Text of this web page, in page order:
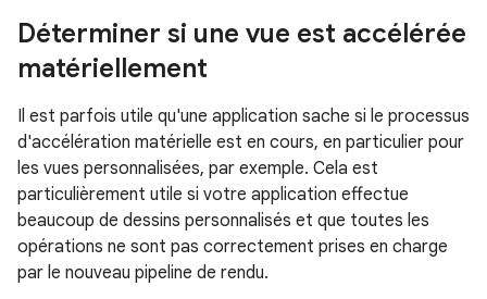
Déterminer si une vue est accélérée
matériellement
Il est parfois utile qu'une application sache si le processus
d'accélération matérielle est en cours, en particulier pour
les vues personnalisées, par exemple. Cela est
particulièrement utile si votre application effectue
beaucoup de dessins personnalisés et que toutes les
opérations ne sont pas correctement prises en charge
par le nouveau pipeline de rendu.